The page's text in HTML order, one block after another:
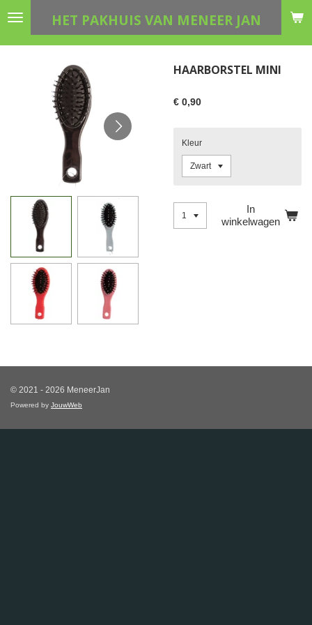
Ga
HET PAKHUIS VAN MENEER JAN
HAARBORSTEL MINI
€ 0,90
Kleur
In
winkelwagen
© 2021 - 2026 MeneerJan
Powered by JouwWeb